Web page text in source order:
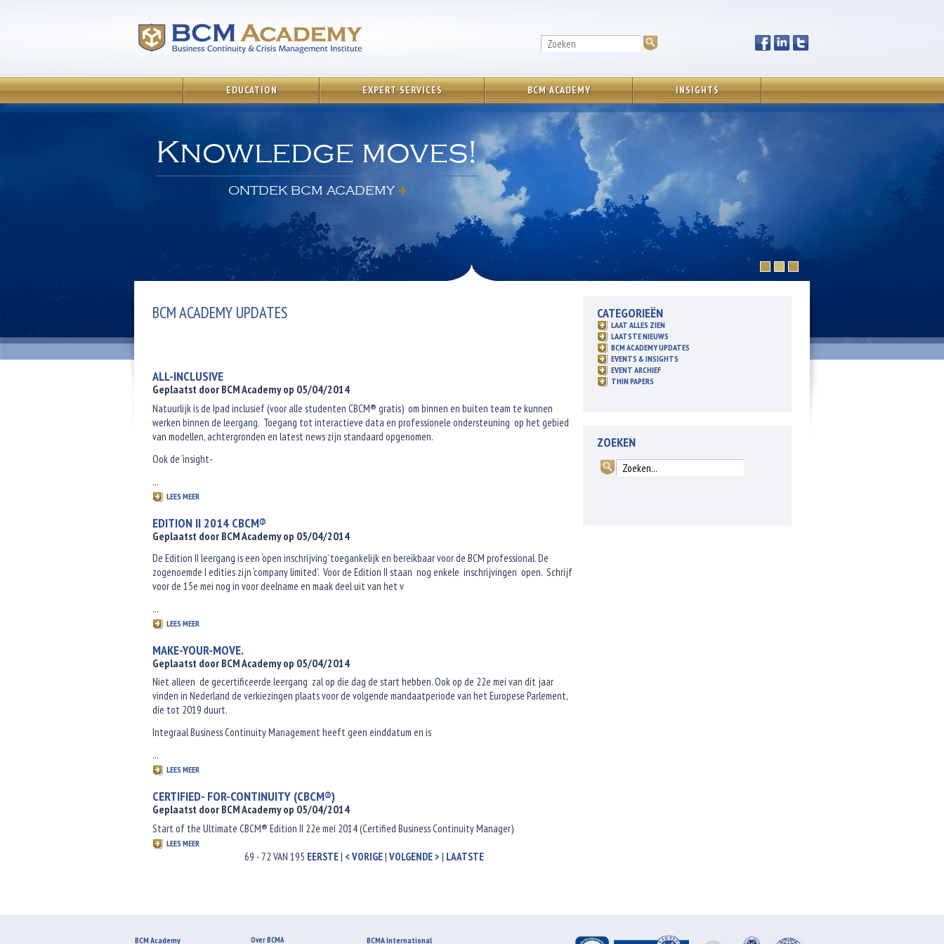
EDUCATION EXPERT SERVICES BCM ACADEMY INSIGHTS
Knowledge moves!
ONTDEK BCM ACADEMY
BCM ACADEMY UPDATES
ALL-INCLUSIVE
Geplaatst door BCM Academy op 05/04/2014
Natuurlijk is de Ipad inclusief (voor alle studenten CBCM® gratis) om binnen en buiten team te kunnen
werken binnen de leergang. Toegang tot interactieve data en professionele ondersteuning op het gebied
van modellen, achtergronden en latest news zijn standaard opgenomen.
Ook de ‘insight-
...
LEES MEER
EDITION II 2014 CBCM®
Geplaatst door BCM Academy op 05/04/2014
De Edition II leergang is een ‘open inschrijving’ toegankelijk en bereikbaar voor de BCM professional. De
zogenoemde I edities zijn ‘company limited’. Voor de Edition II staan nog enkele inschrijvingen open. Schrijf
voor de 15e mei nog in voor deelname en maak deel uit van het v
...
LEES MEER
MAKE-YOUR-MOVE.
Geplaatst door BCM Academy op 05/04/2014
Niet alleen de gecertificeerde leergang zal op die dag de start hebben. Ook op de 22e mei van dit jaar
vinden in Nederland de verkiezingen plaats voor de volgende mandaatperiode van het Europese Parlement,
die tot 2019 duurt.
Integraal Business Continuity Management heeft geen einddatum en is
...
LEES MEER
CERTIFIED- FOR-CONTINUITY (CBCM®)
Geplaatst door BCM Academy op 05/04/2014
Start of the Ultimate CBCM® Edition II 22e mei 2014 (Certified Business Continuity Manager)
LEES MEER
69 - 72 VAN 195 EERSTE| < VORIGE|VOLGENDE > | LAATSTE
CATEGORIEËN
LAAT ALLES ZIEN
LAATSTE NIEUWS
BCM ACADEMY UPDATES
EVENTS & INSIGHTS
EVENT ARCHIEF
THIN PAPERS
ZOEKEN
BCM Academy Over BCMA BCMA International